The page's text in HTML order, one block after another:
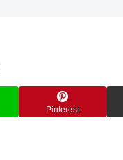
Pinterest